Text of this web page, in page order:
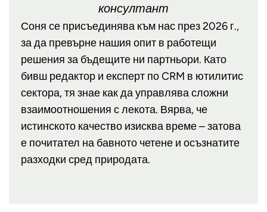
консултант
Соня се присъединява към нас през 2026 г.,
за да превърне нашия опит в работещи
решения за бъдещите ни партньори. Като
бивш редактор и експерт по CRM в ютилитис
сектора, тя знае как да управлява сложни
взаимоотношения с лекота. Вярва, че
истинското качество изисква време – затова
е почитател на бавното четене и осъзнатите
разходки сред природата.